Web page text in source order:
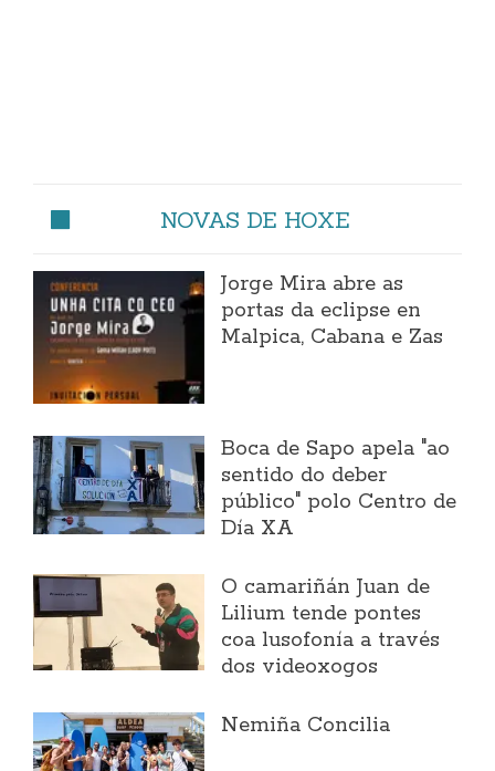
NOVAS DE HOXE
Jorge Mira abre as
portas da eclipse en
Malpica, Cabana e Zas
Boca de Sapo apela "ao
sentido do deber
público" polo Centro de
Día XA
O camariñán Juan de
Lilium tende pontes
coa lusofonía a través
dos videoxogos
Nemiña Concilia